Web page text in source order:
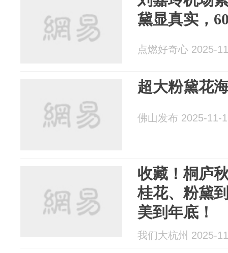
黛显真实，
点燃好奇心 2025-
超大粉黛花
佛山发布 2025-11-
收藏！桐庐
桂花、粉黛
美到年底！
我们大杭州 2025-